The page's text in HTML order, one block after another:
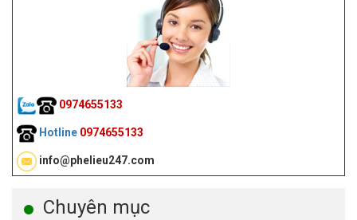
0974655133
Hotline 0974655133
info@phelieu247.com
Chuyên mục